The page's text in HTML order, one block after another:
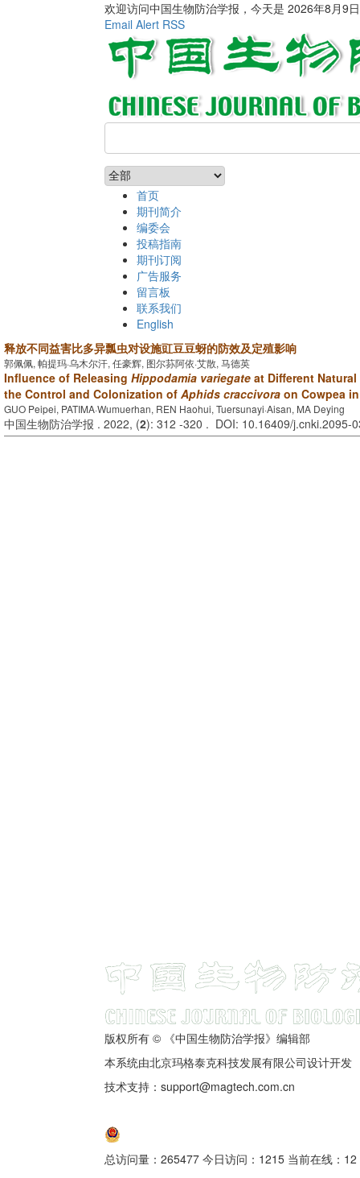
欢迎访问中国生物防治学报，今天是 2026年8月9
Email Alert RSS
首页
期刊简介
编委会
投稿指南
期刊订阅
广告服务
留言板
联系我们
English
释放不同益害比多异瓢虫对设施豇豆豆蚜的防效及定殖影响
郭佩佩, 帕提玛·乌木尔汗, 任豪辉, 图尔荪阿依·艾散, 马德英
Influence of Releasing Hippodamia variegate at Different
the Control and Colonization of Aphids craccivora on Cowpea
GUO Peipei, PATIMA·Wumuerhan, REN Haohui, Tuersunayi·Aisan, MA Deying
中国生物防治学报 . 2022, (2): 312 -320 . DOI: 10.16409/j.cnki.2095-
版权所有 © 《中国生物防治学报》编辑部
本系统由北京玛格泰克科技发展有限公司设计开发
技术支持：support@magtech.com.cn
总访问量： 265477 今日访问： 1215 当前在线： 12